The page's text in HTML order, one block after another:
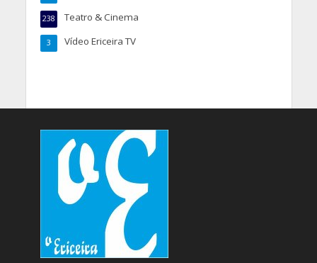
Teatro & Cinema
238
Vídeo Ericeira TV
3